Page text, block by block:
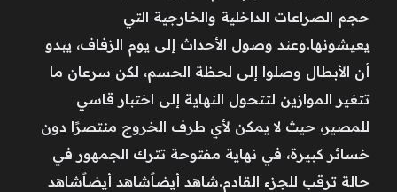
حجم الصراعات الداخلية والخارجية التي
يعيشونها.وعند وصول الأحداث إلى يوم الزفاف، يبدو
أن الأبطال وصلوا إلى لحظة الحسم، لكن سرعان ما
تتغير الموازين لتتحول النهاية إلى اختبار قاسي
للمصير، حيث لا يمكن لأي طرف الخروج منتصرًا دون
خسائر كبيرة، في نهاية مفتوحة تترك الجمهور في
حالة ترقب للجزء القادم.شاهد أيضاًشاهد أيضاًشاهد